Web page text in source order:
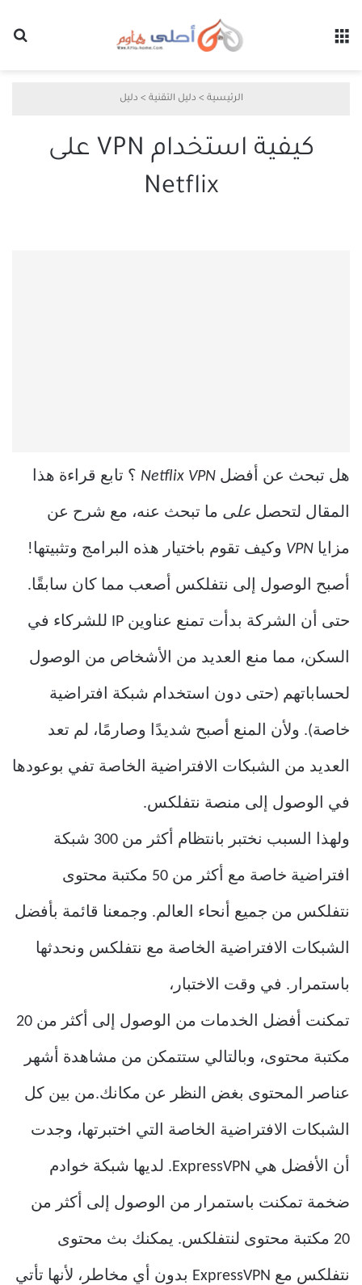
الرئيسية > دليل التقنية > دليل
كيفية استخدام VPN على
Netflix
هل تبحث عن أفضل Netflix VPN ؟ تابع قراءة هذا
المقال لتحصل على ما تبحث عنه، مع شرح عن
مزايا VPN وكيف تقوم باختيار هذه البرامج وتثبيتها!
أصبح الوصول إلى نتفلكس أصعب مما كان سابقًا.
حتى أن الشركة بدأت تمنع عناوين IP للشركاء في
السكن، مما منع العديد من الأشخاص من الوصول
لحساباتهم (حتى دون استخدام شبكة افتراضية
خاصة). ولأن المنع أصبح شديدًا وصارمًا، لم تعد
العديد من الشبكات الافتراضية الخاصة تفي بوعودها
في الوصول إلى منصة نتفلكس.
ولهذا السبب نختبر بانتظام أكثر من 300 شبكة
افتراضية خاصة مع أكثر من 50 مكتبة محتوى
نتفلكس من جميع أنحاء العالم. وجمعنا قائمة بأفضل
الشبكات الافتراضية الخاصة مع نتفلكس ونحدثها
باستمرار. في وقت الاختبار،
تمكنت أفضل الخدمات من الوصول إلى أكثر من 20
مكتبة محتوى، وبالتالي ستتمكن من مشاهدة أشهر
عناصر المحتوى بغض النظر عن مكانك.من بين كل
الشبكات الافتراضية الخاصة التي اختبرتها، وجدت
أن الأفضل هي ExpressVPN. لديها شبكة خوادم
ضخمة تمكنت باستمرار من الوصول إلى أكثر من
20 مكتبة محتوى لنتفلكس. يمكنك بث محتوى
نتفلكس مع ExpressVPN بدون أي مخاطر، لأنها تأتي